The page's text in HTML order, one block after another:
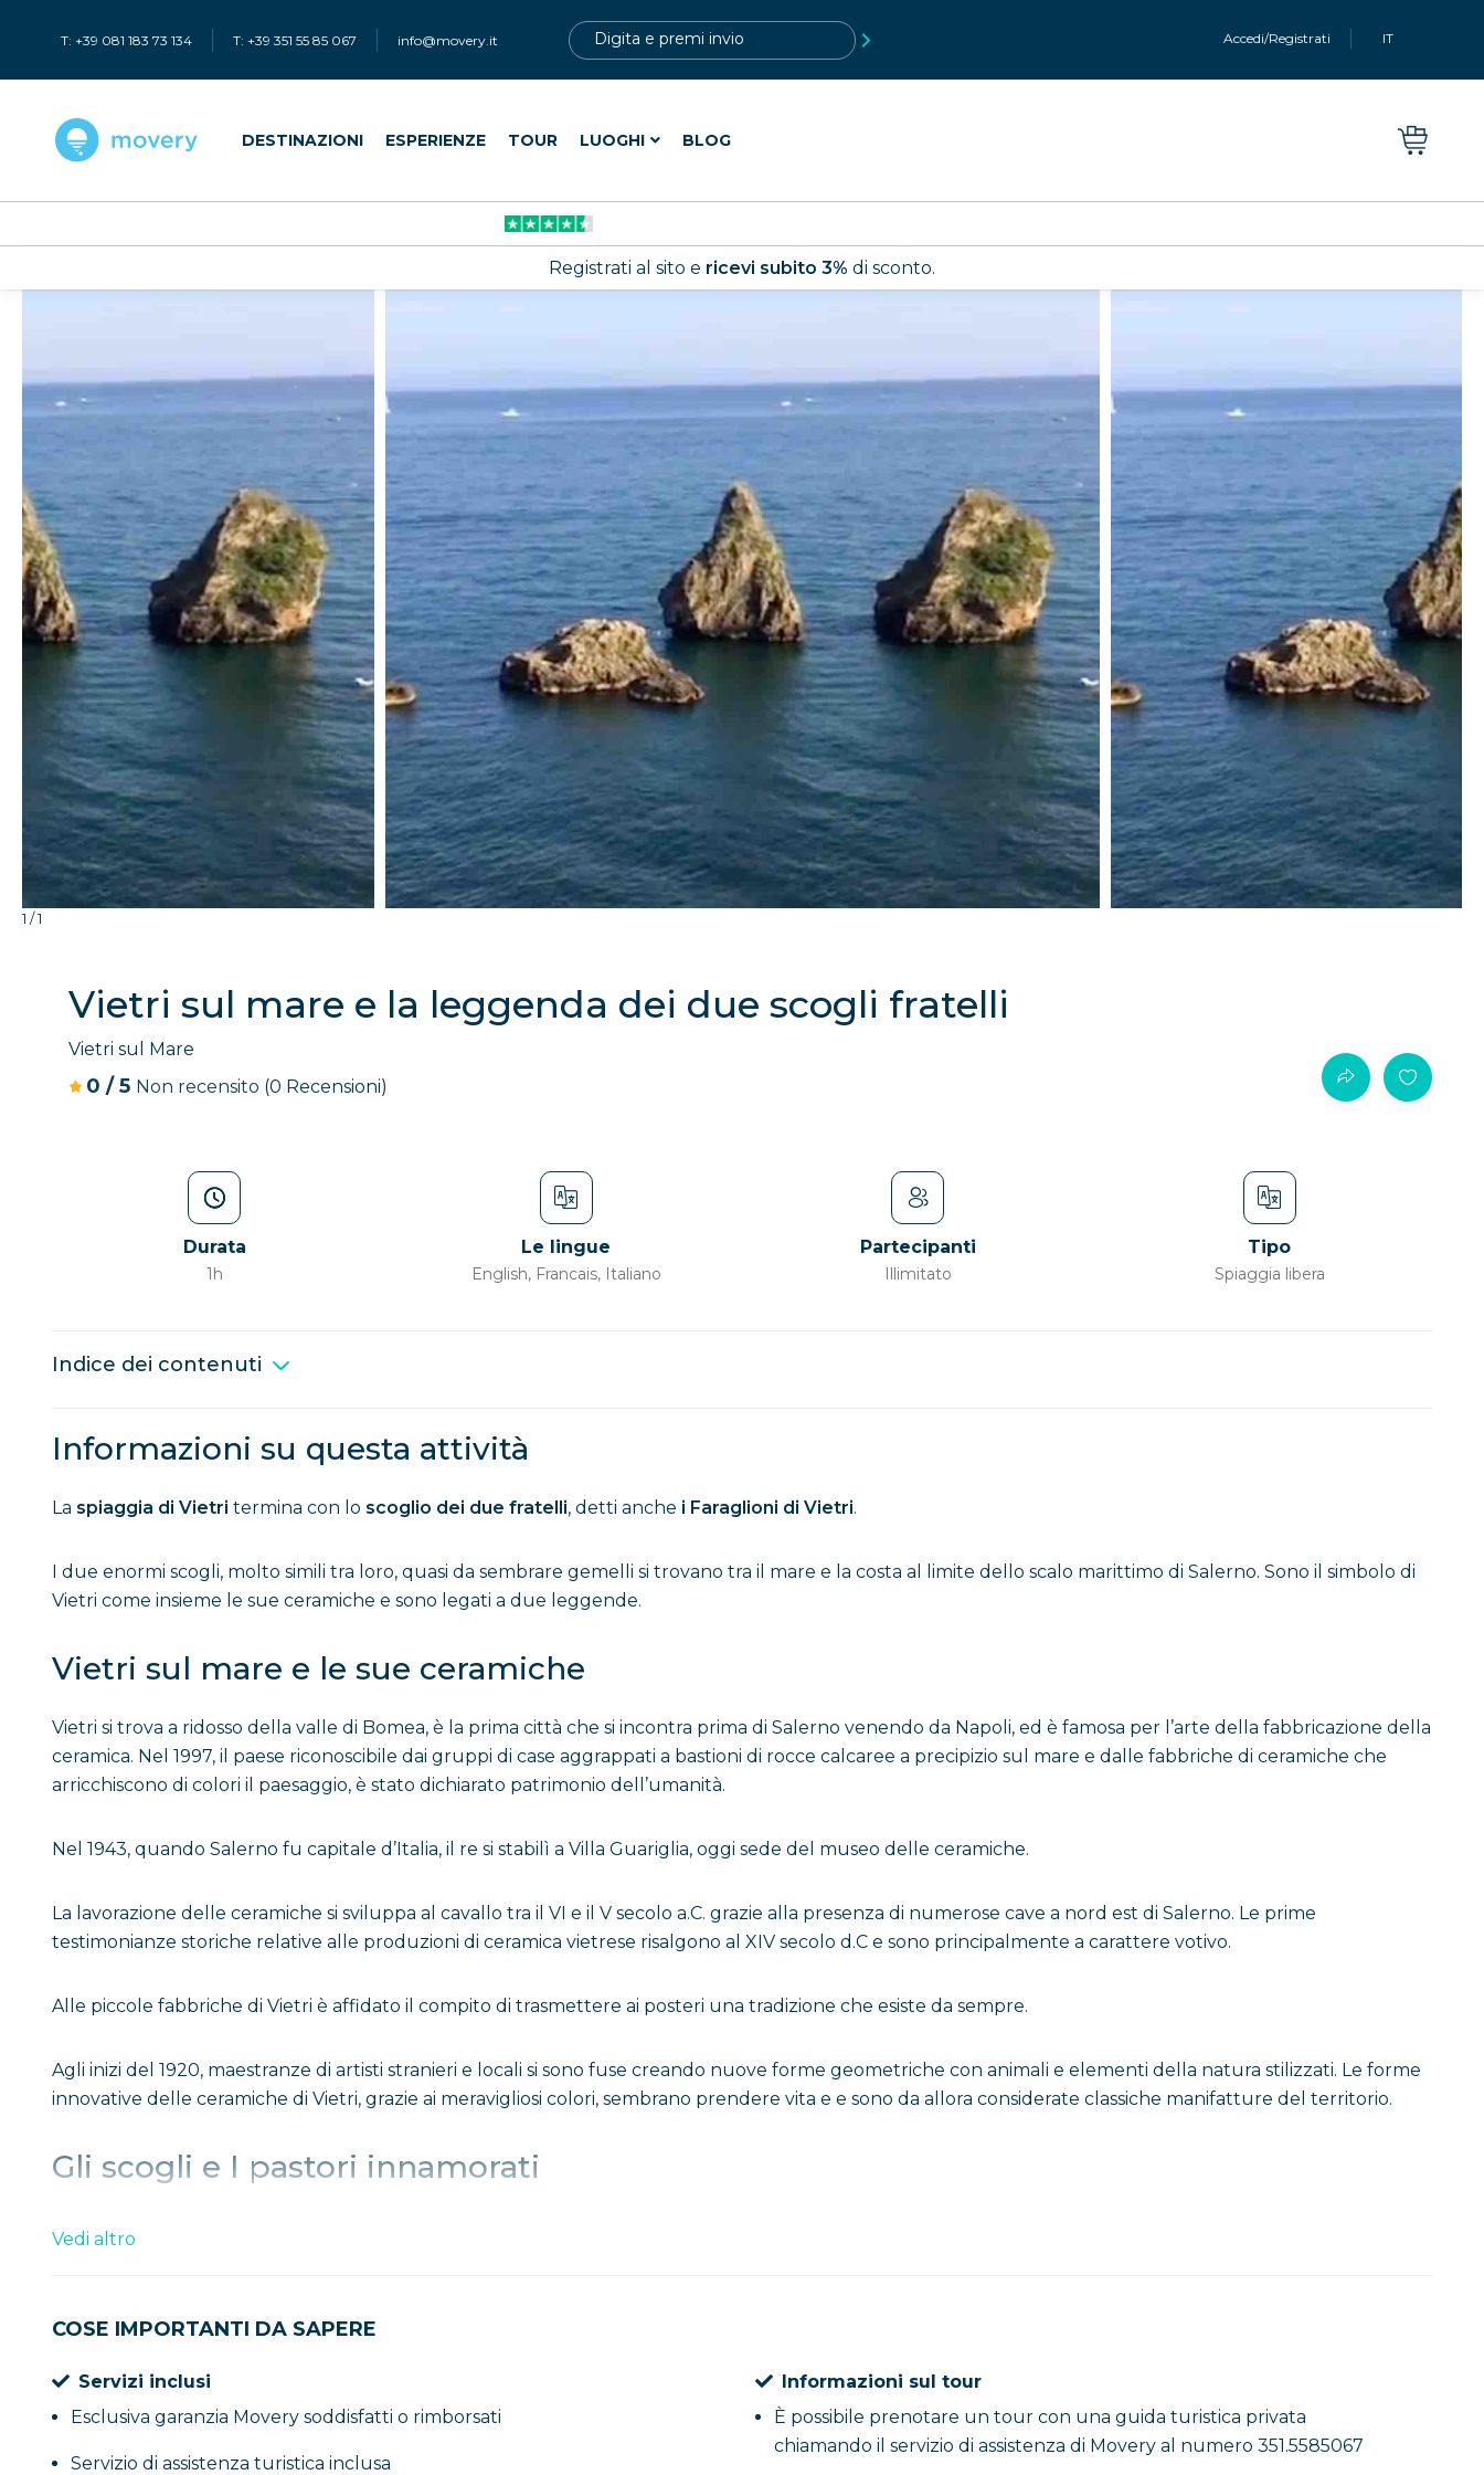
T: +39 081 183 73 134 T: +39 351 55 85 067 info@movery.it Accedi/Registrati IT
DESTINAZIONI ESPERIENZE TOUR LUOGHI BLOG
Registrati al sito e ricevi subito 3% di sconto.
Clicca per ingrandire
1 / 1
Vietri sul mare e la leggenda dei due scogli fratelli
Vietri sul Mare
0 /5 Non recensito (0 Recensioni)
Durata
1h
Le lingue
English, Francais, Italiano
Partecipanti
Illimitato
Tipo
Spiaggia libera
Indice dei contenuti
Informazioni su questa attività
La spiaggia di Vietri termina con lo scoglio dei due fratelli, detti anche i Faraglioni di Vietri.
I due enormi scogli, molto simili tra loro, quasi da sembrare gemelli si trovano tra il mare e la costa al limite dello scalo marittimo di Salerno. Sono il simbolo di
Vietri come insieme le sue ceramiche e sono legati a due leggende.
Vietri sul mare e le sue ceramiche
Vietri si trova a ridosso della valle di Bomea, è la prima città che si incontra prima di Salerno venendo da Napoli, ed è famosa per l’arte della fabbricazione della
ceramica. Nel 1997, il paese riconoscibile dai gruppi di case aggrappati a bastioni di rocce calcaree a precipizio sul mare e dalle fabbriche di ceramiche che
arricchiscono di colori il paesaggio, è stato dichiarato patrimonio dell’umanità.
Nel 1943, quando Salerno fu capitale d’Italia, il re si stabilì a Villa Guariglia, oggi sede del museo delle ceramiche.
La lavorazione delle ceramiche si sviluppa al cavallo tra il VI e il V secolo a.C. grazie alla presenza di numerose cave a nord est di Salerno. Le prime
testimonianze storiche relative alle produzioni di ceramica vietrese risalgono al XIV secolo d.C e sono principalmente a carattere votivo.
Alle piccole fabbriche di Vietri è affidato il compito di trasmettere ai posteri una tradizione che esiste da sempre.
Agli inizi del 1920, maestranze di artisti stranieri e locali si sono fuse creando nuove forme geometriche con animali e elementi della natura stilizzati. Le forme
innovative delle ceramiche di Vietri, grazie ai meravigliosi colori, sembrano prendere vita e e sono da allora considerate classiche manifatture del territorio.
Gli scogli e I pastori innamorati
La prima leggenda legata ai Faraglioni di Vietri, narra di due fratelli pastori, innamorati a prima vista di una bellissima fanciulla che nuotava nelle acque di
La fanciulla, colpita dal gesto eroico, trasformò i corpi dei due giovani valorosi nei due scogli che vegliano da sempre sui bagnanti.
Vedi altro
COSE IMPORTANTI DA SAPERE
Servizi inclusi
Esclusiva garanzia Movery soddisfatti o rimborsati
Servizio di assistenza turistica inclusa
Informazioni sul tour
È possibile prenotare un tour con una guida turistica privata
chiamando il servizio di assistenza di Movery al numero 351.5585067